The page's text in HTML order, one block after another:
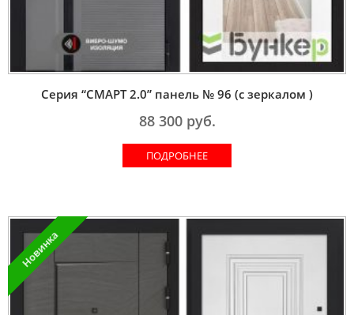
Серия “СМАРТ 2.0” панель № 96 (с зеркалом )
88 300руб.
ПОДРОБНЕЕ
Новинка